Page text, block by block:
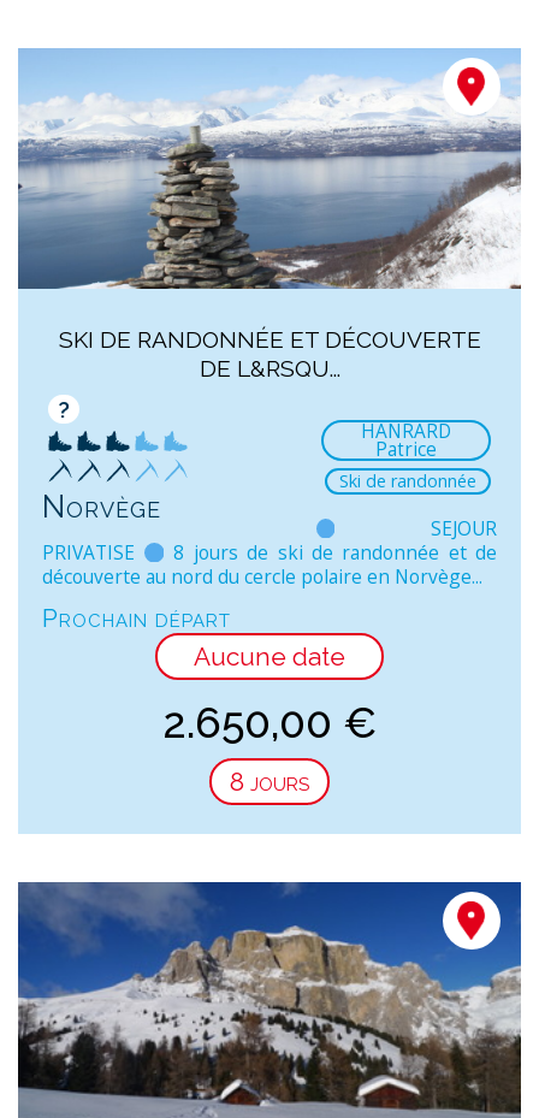
SKI DE RANDONNÉE ET DÉCOUVERTE
DE L&RSQU...
?
Norvège
HANRARD
Patrice
Ski de randonnée
SEJOUR
PRIVATISE
8 jours de ski de randonnée et de
découverte au nord du cercle polaire en Norvège...
Prochain départ
Aucune date
2.650,00 €
8 jours